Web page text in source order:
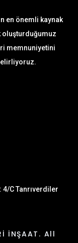
en önemli kaynak
oluşturduğumuz
memnuniyetini
4/C Tanrıverdiler
İNŞAAT. All